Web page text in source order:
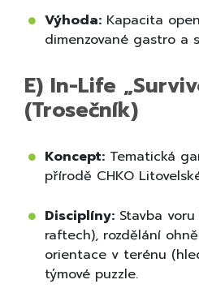
Výhoda: Kapacita
dimenzované gastro a
E) In-Life
(Trosečník)
Koncept: Tematická
přírodě CHKO
Disciplíny: Stavba
raftech), rozdělání
orientace v terénu
týmové puzzle.